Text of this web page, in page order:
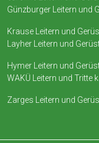
Günzburger Leitern und
Krause Leitern und
Layher Leitern und
Hymer Leitern und
WAKÜ Leitern und Tritte
Zarges Leitern und